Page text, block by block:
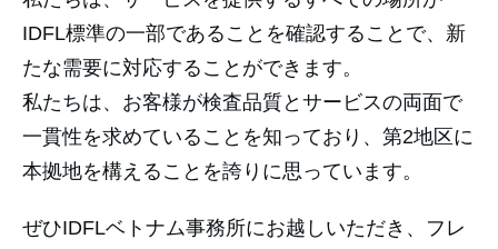
IDFL標準の一部であることを確認することで、新
たな需要に対応することができます。
私たちは、お客様が検査品質とサービスの両面で
一貫性を求めていることを知っており、第2地区に
本拠地を構えることを誇りに思っています。
ぜひIDFLベトナム事務所にお越しいただき、フレ